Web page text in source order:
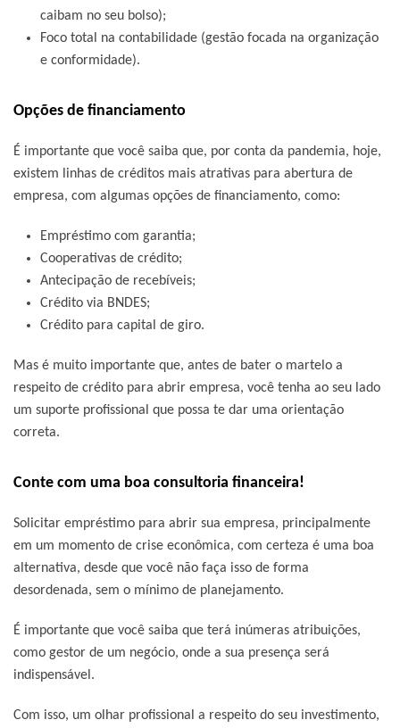
caibam no seu bolso);
Foco total na contabilidade (gestão focada na organização
e conformidade).
Opções de financiamento
É importante que você saiba que, por conta da pandemia, hoje,
existem linhas de créditos mais atrativas para abertura de
empresa, com algumas opções de financiamento, como:
Empréstimo com garantia;
Cooperativas de crédito;
Antecipação de recebíveis;
Crédito via BNDES;
Crédito para capital de giro.
Mas é muito importante que, antes de bater o martelo a
respeito de crédito para abrir empresa, você tenha ao seu lado
um suporte profissional que possa te dar uma orientação
correta.
Conte com uma boa consultoria financeira!
Solicitar empréstimo para abrir sua empresa, principalmente
em um momento de crise econômica, com certeza é uma boa
alternativa, desde que você não faça isso de forma
desordenada, sem o mínimo de planejamento.
É importante que você saiba que terá inúmeras atribuições,
como gestor de um negócio, onde a sua presença será
indispensável.
Com isso, um olhar profissional a respeito do seu investimento,